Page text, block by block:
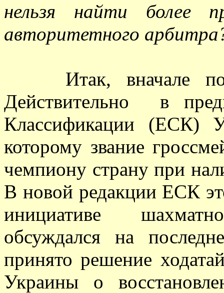
нельзя найти более
авторитетного
Итак, вначале по
Действительно в
Классификации (ЕСК)
которому звание
чемпиону страну при
В новой редакции ЕСК
инициативе
обсуждался на
принято решение
Украины о